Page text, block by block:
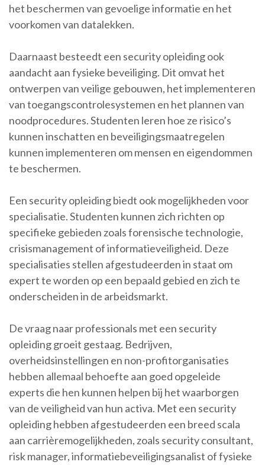
het beschermen van gevoelige informatie en het
voorkomen van datalekken.
Daarnaast besteedt een security opleiding ook
aandacht aan fysieke beveiliging. Dit omvat het
ontwerpen van veilige gebouwen, het implementeren
van toegangscontrolesystemen en het plannen van
noodprocedures. Studenten leren hoe ze risico’s
kunnen inschatten en beveiligingsmaatregelen
kunnen implementeren om mensen en eigendommen
te beschermen.
Een security opleiding biedt ook mogelijkheden voor
specialisatie. Studenten kunnen zich richten op
specifieke gebieden zoals forensische technologie,
crisismanagement of informatieveiligheid. Deze
specialisaties stellen afgestudeerden in staat om
expert te worden op een bepaald gebied en zich te
onderscheiden in de arbeidsmarkt.
De vraag naar professionals met een security
opleiding groeit gestaag. Bedrijven,
overheidsinstellingen en non-profitorganisaties
hebben allemaal behoefte aan goed opgeleide
experts die hen kunnen helpen bij het waarborgen
van de veiligheid van hun activa. Met een security
opleiding hebben afgestudeerden een breed scala
aan carrièremogelijkheden, zoals security consultant,
risk manager, informatiebeveiligingsanalist of fysieke